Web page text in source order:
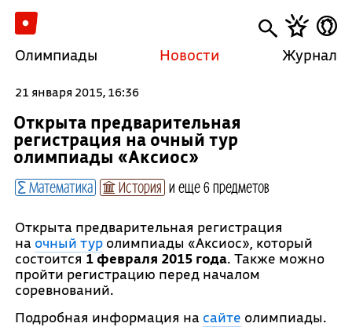
Олимпиады Новости Журнал
21 января 2015, 16:36
Открыта предварительная
регистрация на очный тур
олимпиады «Аксиос»
Математика История и еще 6 предметов
Открыта предварительная регистрация
на очный туролимпиады «Аксиос», который
состоится1 февраля 2015 года. Также можно
пройти регистрацию перед началом
соревнований.
Подробная информация на сайте олимпиады.